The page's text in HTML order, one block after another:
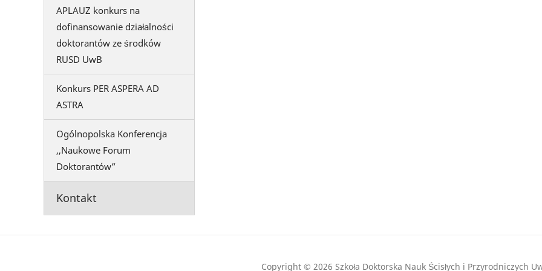
APLAUZ konkurs na
dofinansowanie działalności
doktorantów ze środków
RUSD UwB
Konkurs PER ASPERA AD
ASTRA
Ogólnopolska Konferencja
,,Naukowe Forum
Doktorantów”
Kontakt
Copyright © 2026 Szkoła Doktorska Nauk Ścisłych i Przyrodniczych